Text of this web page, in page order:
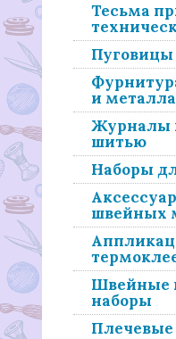
Тесьма
Пуговицы
и металла
Журналы
шитью
Наборы
швейных
Швейные
наборы